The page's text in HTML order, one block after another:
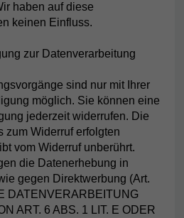
haben auf diese
keinen Einfluss.
zur Datenverarbeitung
sind nur mit Ihrer
möglich. Sie können eine
jederzeit widerrufen. Die
zum Widerruf erfolgten
vom Widerruf unberührt.
die Datenerhebung in
gegen Direktwerbung (Art.
DATENVERARBEITUNG
ART. 6 ABS. 1 LIT. E ODER